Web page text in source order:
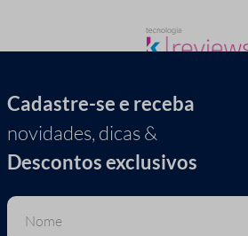
Cadastre-se e receba
novidades, dicas &
Descontos exclusivos